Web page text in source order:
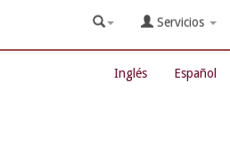
Servicios
Inglés Español